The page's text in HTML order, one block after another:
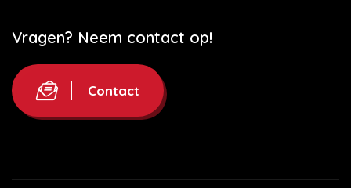
Vragen? Neem contact op!
Contact